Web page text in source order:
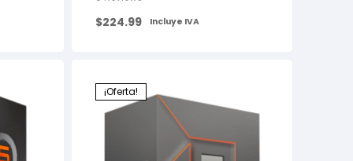
$224.99 Incluye IVA
¡Oferta!